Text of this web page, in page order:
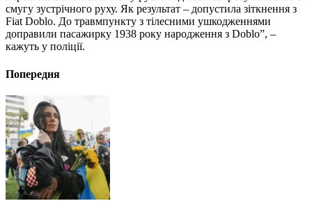
смугу зустрічного руху. Як результат – допустила зіткнення з
Fiat Doblo. До травмпункту з тілесними ушкодженнями
доправили пасажирку 1938 року народження з Doblo”, –
кажуть у поліції.
Попередня